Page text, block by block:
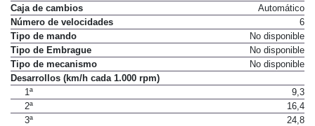
Caja de cambios
Automático
Número de velocidades
6
Tipo de mando
No disponible
Tipo de Embrague
No disponible
Tipo de mecanismo
No disponible
Desarrollos (km/h cada 1.000 rpm)
1ª
9,3
2ª
16,4
3ª
24,8